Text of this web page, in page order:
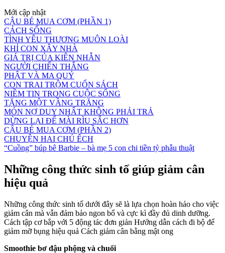
Mới cập nhật
CẬU BÉ MUA CƠM (PHẦN 1)
CÁCH SỐNG
TÌNH YÊU THƯƠNG MUÔN LOÀI
KHỈ CON XÂY NHÀ
GIÁ TRỊ CỦA KIÊN NHẪN
NGƯỜI CHIẾN THẮNG
PHẬT VÀ MA QUỶ
CON TRAI TRỘM CUỐN SÁCH
NIỀM TIN TRONG CUỘC SỐNG
TẶNG MỘT VẦNG TRĂNG
MÓN NỢ DUY NHẤT KHÔNG PHẢI TRẢ
DỪNG LẠI ĐỂ MÀI RÌU SẮC HƠN
CẬU BÉ MUA CƠM (PHẦN 2)
CHUYỆN HAI CHÚ ẾCH
“Cuồng” búp bê Barbie – bà mẹ 5 con chi tiền tỷ phẫu thuật
Những công thức sinh tố giúp giảm cân
hiệu quả
Những công thức sinh tố dưới đây sẽ là lựa chọn hoàn hảo cho việc
giảm cân mà vẫn đảm bảo ngon bổ và cực kì đầy đủ dinh dưỡng.
Cách tập cơ bắp với 5 động tác đơn giản Hướng dẫn cách đi bộ để
giảm mỡ bụng hiệu quả Cách giảm cân bằng mật ong
Smoothie bơ đậu phộng và chuối